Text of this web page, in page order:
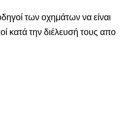
των οχημάτων να είναι
κατά την διέλευσή τους απο